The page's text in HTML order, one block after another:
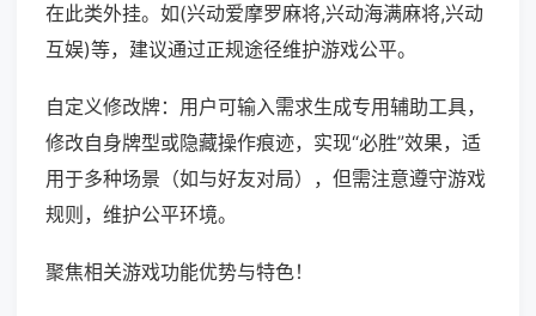
在此类外挂。如(兴动爱摩罗麻将,兴动海满麻将,兴动
互娱)等，建议通过正规途径维护游戏公平。
自定义修改牌：用户可输入需求生成专用辅助工具，
修改自身牌型或隐藏操作痕迹，实现“必胜”效果，适
用于多种场景（如与好友对局），但需注意遵守游戏
规则，维护公平环境。
聚焦相关游戏功能优势与特色！